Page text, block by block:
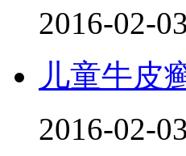
2016-02-03
儿童牛皮
2016-02-03